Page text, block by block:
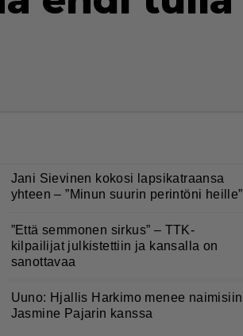
Jani Sievinen kokosi lapsikatraansa
yhteen – ”Minun suurin perintöni heille”
”Että semmonen sirkus” – TTK-
kilpailijat julkistettiin ja kansalla on
sanottavaa
Uuno: Hjallis Harkimo menee naimisiin
Jasmine Pajarin kanssa